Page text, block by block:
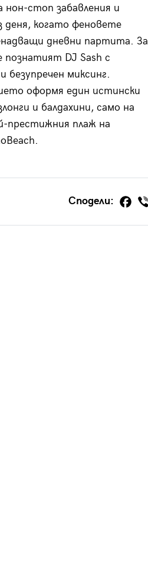
нон-стоп забавления и
деня, когато феновете
дневни партита. За
DJ Sash с
безупречен миксинг.
оформя един истински
и балдахини, само на
престижния плаж на
Сподели: